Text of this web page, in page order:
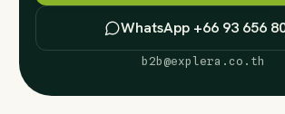
WhatsApp +66 93 656
b2b@explera.co.th